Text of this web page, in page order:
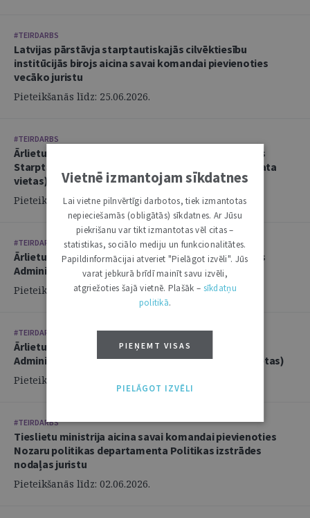
#TEIRDARBS
Latvijas pārstāvja starptautiskajās cilvēktiesību
institūcijās birojs aicina savai komandai pievienoties
vecāko juristu
Pieteikšanās līdz: 25.06.2026.
#TEIRDARBS
Ārlietu ministrija aicina savai komandai pievienoties
Starptautisko tiesību nodaļas juristkonsultu (2 amata
vietas)
Pieteikšanās līdz: 14.06.2026.
#TEIRDARBS
Ārlietu ministrija aicina savai komandai pievienoties
Administratīvi tiesiskās nodaļas vecāko juristu
Pieteikšanās līdz: 14.06.2026.
#TEIRDARBS
Ārlietu ministrija aicina savā komandā pievienoties
Administratīvi tiesiskās nodaļas juristu (2 amata vietas)
Pieteikšanās līdz: 14.06.2026.
#TEIRDARBS
Tieslietu ministrija aicina savai komandai pievienoties
Nozaru politikas departamenta Politikas izstrādes
nodaļas juristu
Pieteikšanās līdz: 02.06.2026.
Vietnē izmantojam sīkdatnes
Lai vietne pilnvērtīgi darbotos, tiek izmantotas
nepieciešamās (obligātās) sīkdatnes. Ar Jūsu
piekrišanu var tikt izmantotas vēl citas –
statistikas, sociālo mediju un funkcionalitātes.
Papildinformācijai atveriet "Pielāgot izvēli". Jūs
varat jebkurā brīdī mainīt savu izvēli,
atgriežoties šajā vietnē. Plašāk – sīkdatņu
politikā.
PIEŅEMT VISAS
PIELĀGOT IZVĒLI